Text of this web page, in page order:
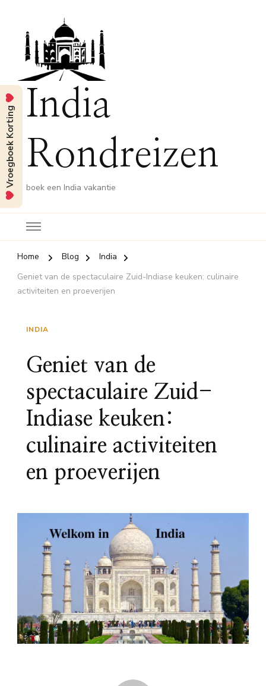
India
Rondreizen
boek een India vakantie
Home Blog
India
Geniet van de spectaculaire Zuid-Indiase keuken: culinaire
activiteiten en proeverijen
INDIA
Geniet van de
spectaculaire Zuid-
Indiase keuken:
culinaire activiteiten
en proeverijen
Vroegboek Korting